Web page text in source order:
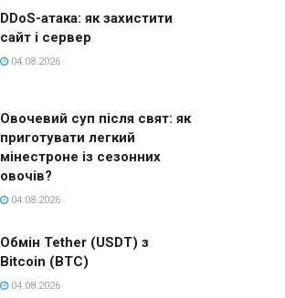
DDoS-атака: як захистити
сайт і сервер
04.08.2026
Овочевий суп після свят: як
приготувати легкий
мінестроне із сезонних
овочів?
04.08.2026
Обмін Tether (USDT) з
Bitcoin (BTC)
04.08.2026